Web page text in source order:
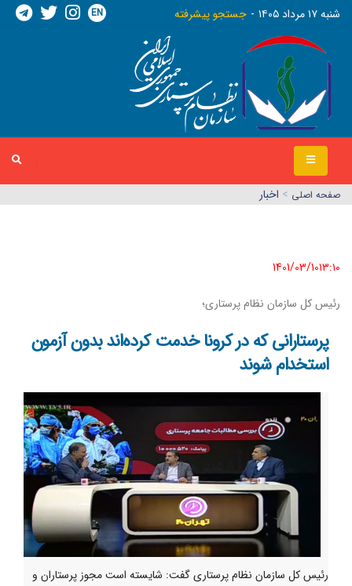
شنبه ١٧ مرداد ١٤٠٥ جستجو پیشرفته EN
صفحه اصلي > اخبار
1401/03/10١٣:١٠
رئیس کل سازمان نظام پرستاری؛
پرستارانی که در کرونا خدمت کرد‌ه‌اند بدون آزمون
استخدام شوند
رئیس کل سازمان نظام پرستاری گفت: شایسته است مجوز پرستاران و